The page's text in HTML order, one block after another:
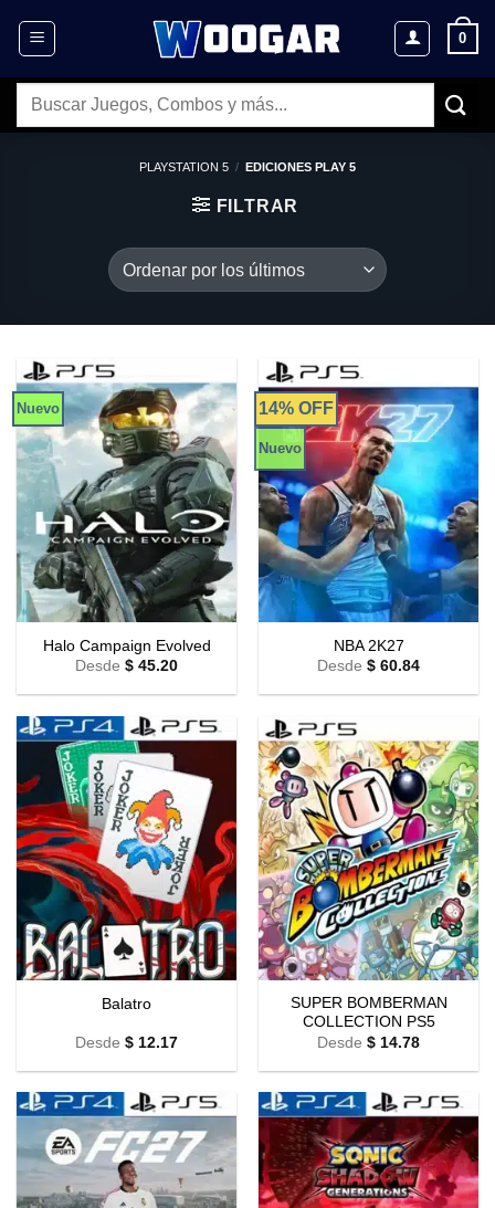
0
Buscar
PLAYSTATION 5 / EDICIONES PLAY 5
FILTRAR
Nuevo
Halo Campaign Evolved
Desde $ 45.20
14% OFF
Nuevo
NBA 2K27
Desde $ 60.84
Balatro
Desde $ 12.17
SUPER BOMBERMAN
COLLECTION PS5
Desde $ 14.78